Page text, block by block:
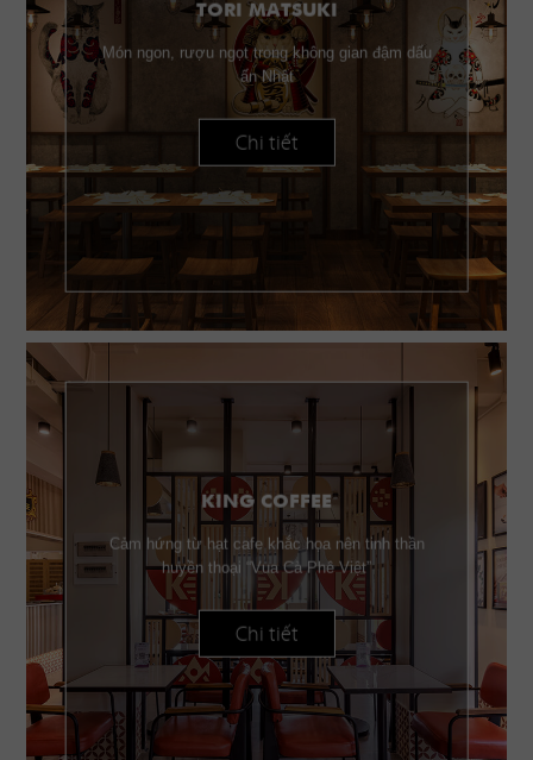
TORI MATSUKI
Món ngon, rượu ngọt trong không gian đậm dấu
ấn Nhật
Chi tiết
KING COFFEE
Cảm hứng từ hạt cafe khắc họa nên tinh thần
huyền thoại “Vua Cà Phê Việt”
Chi tiết